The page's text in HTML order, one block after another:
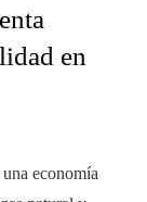
en
economía